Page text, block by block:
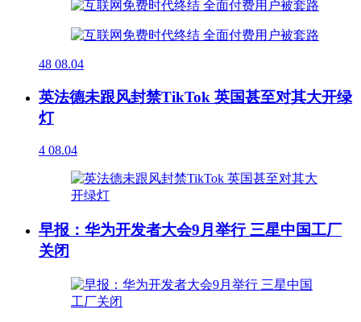
48 08.04
英法德未跟风封禁TikTok 英国甚至对其大开绿
灯
4 08.04
早报：华为开发者大会9月举行 三星中国工厂
关闭